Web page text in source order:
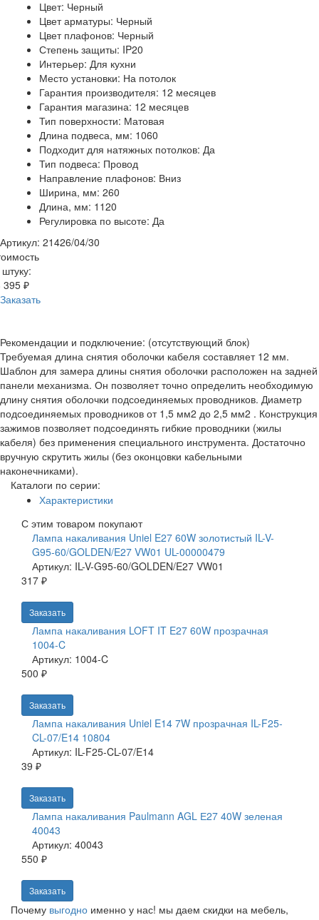
Цвет: Черный
Цвет арматуры: Черный
Цвет плафонов: Черный
Степень защиты: IP20
Интерьер: Для кухни
Место установки: На потолок
Гарантия производителя: 12 месяцев
Гарантия магазина: 12 месяцев
Тип поверхности: Матовая
Длина подвеса, мм: 1060
Подходит для натяжных потолков: Да
Тип подвеса: Провод
Направление плафонов: Вниз
Ширина, мм: 260
Длина, мм: 1120
Регулировка по высоте: Да
Артикул: 21426/04/30
395 ₽
Заказать
Рекомендации и подключение: (отсутствующий блок)
Требуемая длина снятия оболочки кабеля составляет 12 мм.
Шаблон для замера длины снятия оболочки расположен на задней
панели механизма. Он позволяет точно определить необходимую
длину снятия оболочки подсоединяемых проводников. Диаметр
подсоединяемых проводников от 1,5 мм2 до 2,5 мм2 . Конструкция
зажимов позволяет подсоединять гибкие проводники (жилы
кабеля) без применения специального инструмента. Достаточно
вручную скрутить жилы (без оконцовки кабельными
наконечниками).
Каталоги по серии:
Характеристики
С этим товаром покупают
Лампа накаливания Uniel E27 60W золотистый IL-V-
G95-60/GOLDEN/E27 VW01 UL-00000479
Артикул: IL-V-G95-60/GOLDEN/E27 VW01
317 ₽
Заказать
Лампа накаливания LOFT IT E27 60W прозрачная
1004-C
Артикул: 1004-C
500 ₽
Заказать
Лампа накаливания Uniel E14 7W прозрачная IL-F25-
CL-07/E14 10804
Артикул: IL-F25-CL-07/E14
39 ₽
Заказать
Лампа накаливания Paulmann AGL Е27 40W зеленая
40043
Артикул: 40043
550 ₽
Заказать
Почему выгодно именно у нас! мы даем скидки на мебель,